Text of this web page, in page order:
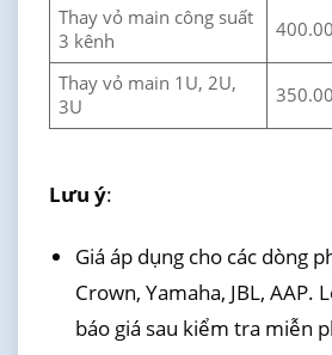
Thay vỏ main công suất
3 kênh
Thay vỏ main 1U, 2U,
3U
Lưu ý:
Giá áp dụng cho các dòng
Crown, Yamaha, JBL, AAP.
báo giá sau kiểm tra miễn